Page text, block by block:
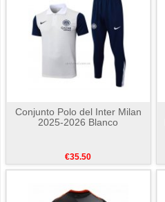
Conjunto Polo del Inter Milan
2025-2026 Blanco
€35.50